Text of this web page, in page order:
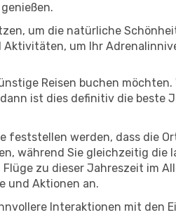
um die natürliche
um Ihr
Reisen buchen möchten.
ist dies definitiv die beste
feststellen werden, dass die
während Sie gleichzeitig
zu dieser Jahreszeit im
und Aktionen an.
Interaktionen mit den